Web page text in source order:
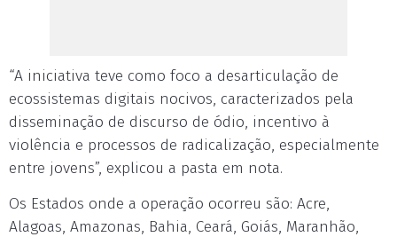
“A iniciativa teve como foco a desarticulação de
ecossistemas digitais nocivos, caracterizados pela
disseminação de discurso de ódio, incentivo à
violência e processos de radicalização, especialmente
entre jovens”, explicou a pasta em nota.
Os Estados onde a operação ocorreu são: Acre,
Alagoas, Amazonas, Bahia, Ceará, Goiás, Maranhão,